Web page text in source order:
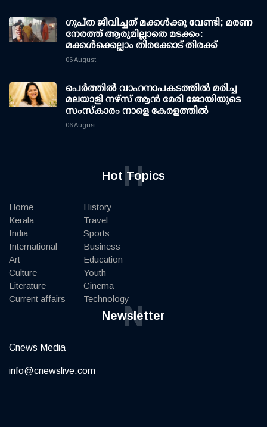
ഗുപ്ത ജീവിച്ചത് മക്കള്‍ക്കു വേണ്ടി; മരണ
നേരത്ത് ആരുമില്ലാതെ മടക്കം:
മക്കള്‍ക്കെല്ലാം തിരക്കോട് തിരക്ക്
06 August
പെർത്തിൽ വാഹനാപകടത്തിൽ മരിച്ച
മലയാളി നഴ്സ് ആൻ മേരി ജോയിയുടെ
സംസ്കാരം നാളെ കേരളത്തിൽ
06 August
Hot Topics
H
Home
Kerala
India
International
Art
Culture
Literature
Current affairs
History
Travel
Sports
Business
Education
Youth
Cinema
Technology
Newsletter
N
Cnews Media
info@cnewslive.com